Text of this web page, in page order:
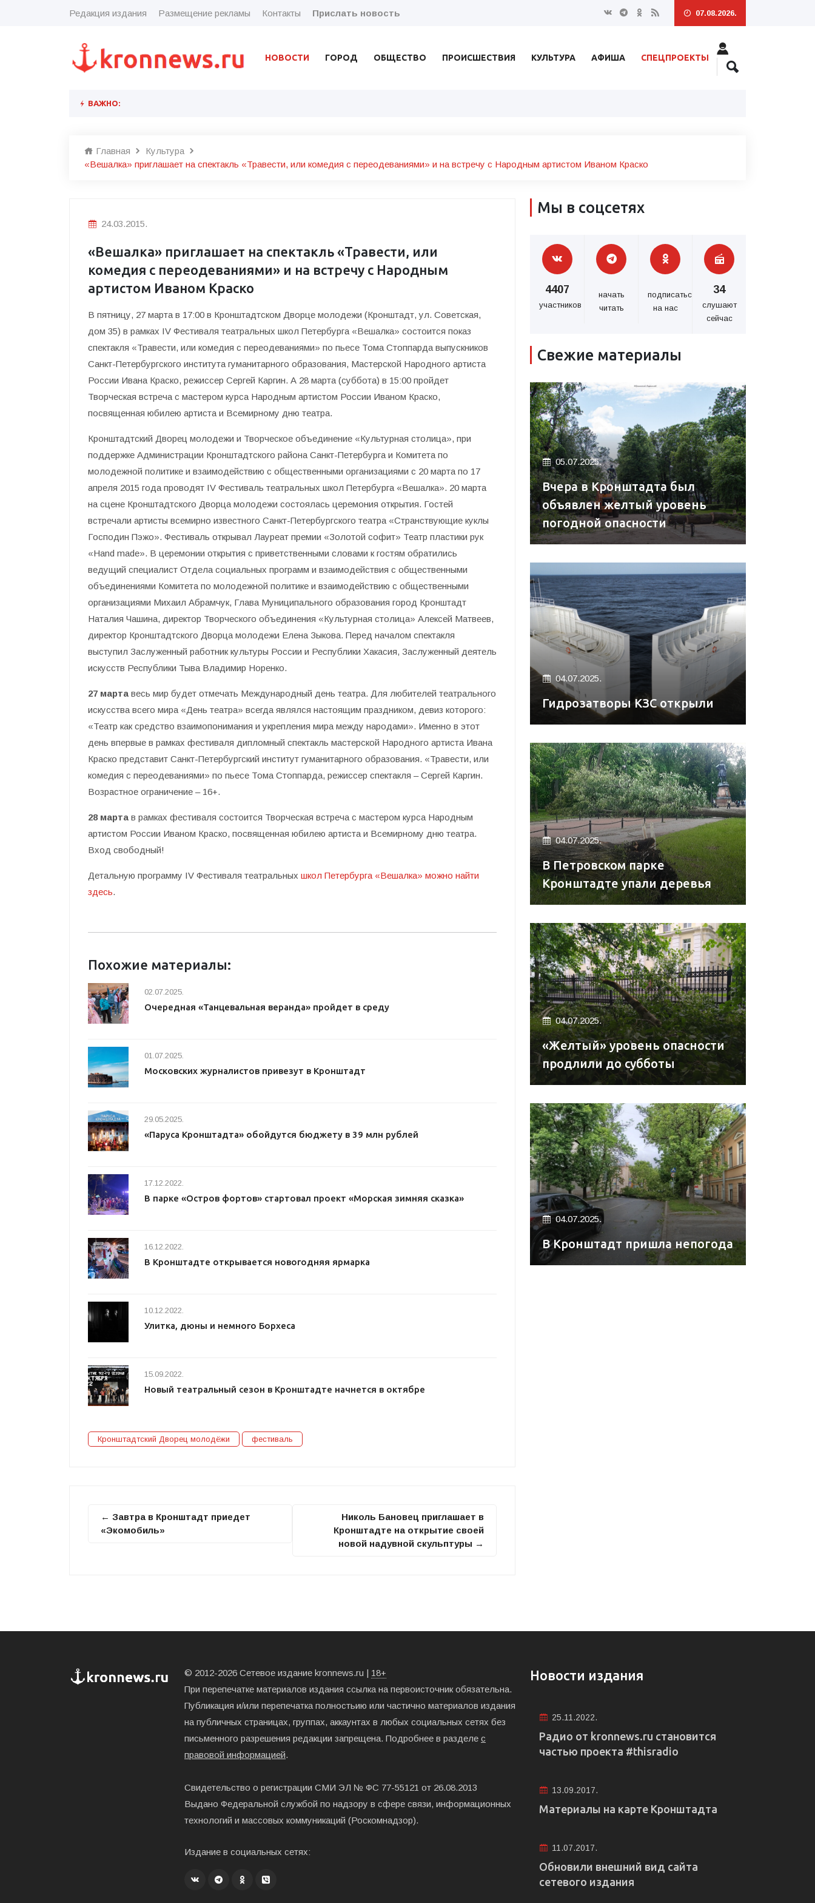
Редакция издания Размещение рекламы Контакты Прислать новость 07.08.2026.
НОВОСТИ ГОРОД ОБЩЕСТВО ПРОИСШЕСТВИЯ КУЛЬТУРА АФИША СПЕЦПРОЕКТЫ
ВАЖНО:
Главная
Культура
«Вешалка» приглашает на спектакль «Травести, или комедия с переодеваниями» и на встречу с Народным артистом Иваном Краско
24.03.2015.
«Вешалка» приглашает на спектакль «Травести, или
комедия с переодеваниями» и на встречу с Народным
артистом Иваном Краско
В пятницу, 27 марта в 17:00 в Кронштадтском Дворце молодежи (Кронштадт, ул. Советская,
дом 35) в рамках IV Фестиваля театральных школ Петербурга «Вешалка» состоится показ
спектакля «Травести, или комедия с переодеваниями» по пьесе Тома Стоппарда выпускников
Санкт-Петербургского института гуманитарного образования, Мастерской Народного артиста
России Ивана Краско, режиссер Сергей Каргин. А 28 марта (суббота) в 15:00 пройдет
Творческая встреча с мастером курса Народным артистом России Иваном Краско,
посвященная юбилею артиста и Всемирному дню театра.
Кронштадтский Дворец молодежи и Творческое объединение «Культурная столица», при
поддержке Администрации Кронштадтского района Санкт-Петербурга и Комитета по
молодежной политике и взаимодействию с общественными организациями с 20 марта по 17
апреля 2015 года проводят IV Фестиваль театральных школ Петербурга «Вешалка». 20 марта
на сцене Кронштадтского Дворца молодежи состоялась церемония открытия. Гостей
встречали артисты всемирно известного Санкт-Петербургского театра «Странствующие куклы
Господин Пэжо». Фестиваль открывал Лауреат премии «Золотой софит» Театр пластики рук
«Hand made». В церемонии открытия с приветственными словами к гостям обратились
ведущий специалист Отдела социальных программ и взаимодействия с общественными
объединениями Комитета по молодежной политике и взаимодействию с общественными
организациями Михаил Абрамчук, Глава Муниципального образования город Кронштадт
Наталия Чашина, директор Творческого объединения «Культурная столица» Алексей Матвеев,
директор Кронштадтского Дворца молодежи Елена Зыкова. Перед началом спектакля
выступил Заслуженный работник культуры России и Республики Хакасия, Заслуженный деятель
искусств Республики Тыва Владимир Норенко.
27 марта весь мир будет отмечать Международный день театра. Для любителей театрального
искусства всего мира «День театра» всегда являлся настоящим праздником, девиз которого:
«Театр как средство взаимопонимания и укрепления мира между народами». Именно в этот
день впервые в рамках фестиваля дипломный спектакль мастерской Народного артиста Ивана
Краско представит Санкт-Петербургский институт гуманитарного образования. «Травести, или
комедия с переодеваниями» по пьесе Тома Стоппарда, режиссер спектакля – Сергей Каргин.
Возрастное ограничение – 16+.
28 марта в рамках фестиваля состоится Творческая встреча с мастером курса Народным
артистом России Иваном Краско, посвященная юбилею артиста и Всемирному дню театра.
Вход свободный!
Детальную программу IV Фестиваля театральных школ Петербурга «Вешалка» можно найти
здесь.
Похожие материалы:
02.07.2025.
Очередная «Танцевальная веранда» пройдет в среду
01.07.2025.
Московских журналистов привезут в Кронштадт
29.05.2025.
«Паруса Кронштадта» обойдутся бюджету в 39 млн рублей
17.12.2022.
В парке «Остров фортов» стартовал проект «Морская зимняя сказка»
16.12.2022.
В Кронштадте открывается новогодняя ярмарка
10.12.2022.
Улитка, дюны и немного Борхеса
15.09.2022.
Новый театральный сезон в Кронштадте начнется в октябре
Кронштадтский Дворец молодёжи фестиваль
← Завтра в Кронштадт приедет
«Экомобиль»
Николь Бановец приглашает в
Кронштадте на открытие своей
новой надувной скульптуры →
Мы в соцсетях
4407
участников
начать
читать
подписаться
на нас
34
слушают
сейчас
Свежие материалы
05.07.2025.
Вчера в Кронштадта был
объявлен желтый уровень
погодной опасности
04.07.2025.
Гидрозатворы КЗС открыли
04.07.2025.
В Петровском парке
Кронштадте упали деревья
04.07.2025.
«Желтый» уровень опасности
продлили до субботы
04.07.2025.
В Кронштадт пришла непогода
© 2012-2026 Сетевое издание kronnews.ru | 18+
При перепечатке материалов издания ссылка на первоисточник обязательна.
Публикация и/или перепечатка полностьию или частично материалов издания
на публичных страницах, группах, аккаунтах в любых социальных сетях без
письменного разрешения редакции запрещена. Подробнее в разделе с
правовой информацией.
Свидетельство о регистрации СМИ ЭЛ № ФС 77-55121 от 26.08.2013
Выдано Федеральной службой по надзору в сфере связи, информационных
технологий и массовых коммуникаций (Роскомнадзор).
Издание в социальных сетях:
Новости издания
25.11.2022.
Радио от kronnews.ru становится
частью проекта #thisradio
13.09.2017.
Материалы на карте Кронштадта
11.07.2017.
Обновили внешний вид сайта
сетевого издания